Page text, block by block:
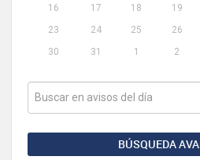
16
17 18 19
23
24 25 26
30
31 1 2
BÚSQUEDA